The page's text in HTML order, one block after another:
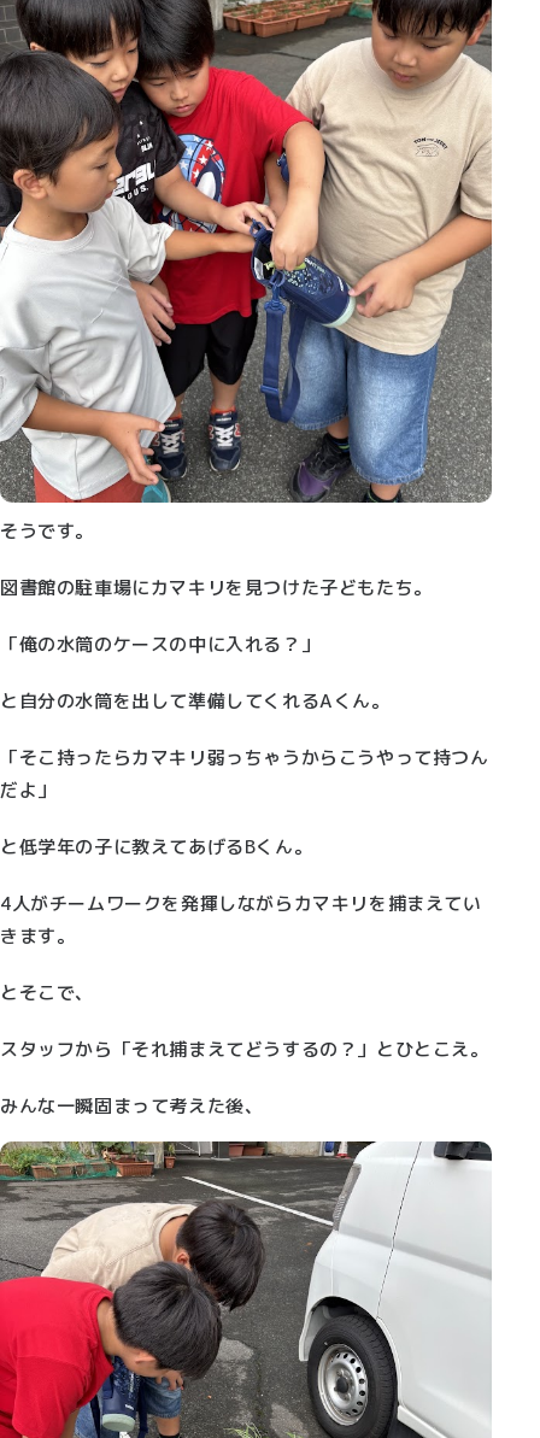
そうです。
図書館の駐車場にカマキリを見つけた子どもたち。
「俺の水筒のケースの中に入れる？」
と自分の水筒を出して準備してくれるAくん。
「そこ持ったらカマキリ弱っちゃうからこうやって持つん
だよ」
と低学年の子に教えてあげるBくん。
4人がチームワークを発揮しながらカマキリを捕まえてい
きます。
とそこで、
スタッフから「それ捕まえてどうするの？」とひとこえ。
みんな一瞬固まって考えた後、